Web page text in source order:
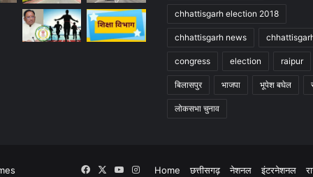
chhattisgarh election 2018
chhattisgarh news
congress election raipur
बिलासपुर भाजपा भूपेश बघेल
लोकसभा चुनाव
Home छत्तीसगढ़ नेशनल इंटरनेशनल
Facebook
X YouTube
Instagram